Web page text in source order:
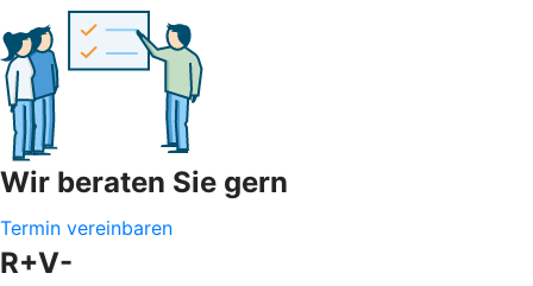
Wir beraten Sie gern
Termin vereinbaren
R+V-